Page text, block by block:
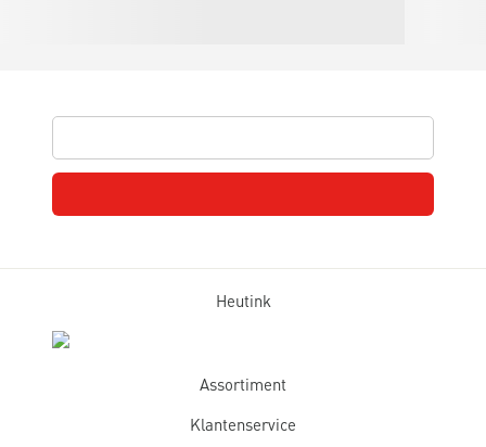
Heutink
Assortiment
Klantenservice